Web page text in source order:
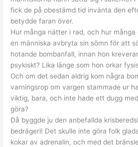
fick de på obestämd tid invänta den
betydde faran över.
Hur många nätter i rad, och hur
en människa avbryta sin sömn för att
hotande bombanfall, innan hon
psykiskt? Lika länge som hon orkar
Och om det sedan aldrig kom några
varningsrop om vargen stammade ur
viktig, bara, och inte hade ett dugg
göra?
Då byggde ju den anbefallda
bedrägeri! Det skulle inte göra folk
kokar av adrenalin, och med det